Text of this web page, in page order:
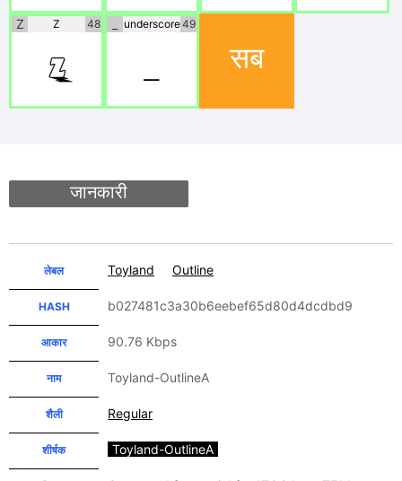
Z Z 48
Z
underscore49
सब
जानकारी
लेबल Toyland Outline
HASH b027481c3a30b6eebef65d80d4dcdbd9
आकार 90.76 Kbps
नाम Toyland-OutlineA
शैली Regular
शीर्षक Toyland-OutlineA